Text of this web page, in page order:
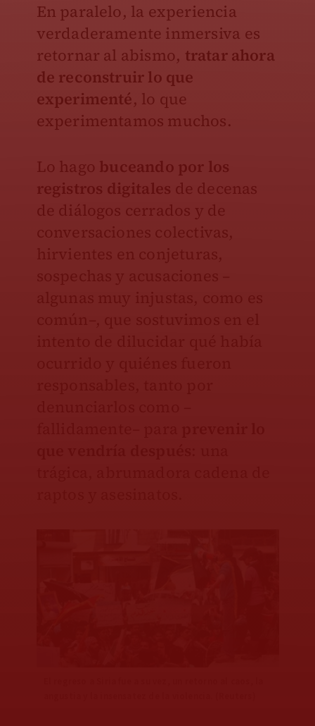
En paralelo, la experiencia
verdaderamente inmersiva es
retornar al abismo, tratar ahora
de reconstruir lo que
experimenté, lo que
experimentamos muchos.
Lo hago buceando por los
registros digitales de decenas
de diálogos cerrados y de
conversaciones colectivas,